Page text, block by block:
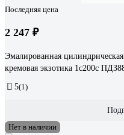
Последняя цена
2 247 ₽
Эмалированная
кремовая экзотика 1с200с
5(1)
Нет в наличии